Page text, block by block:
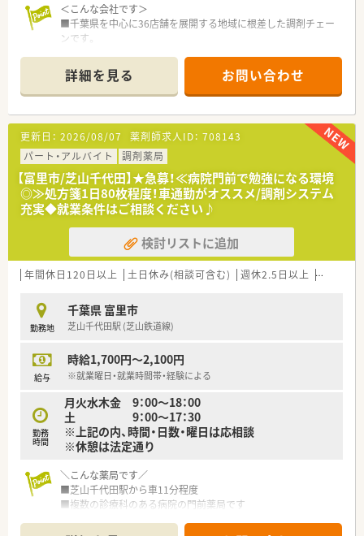
＜こんな会社です＞
■千葉県を中心に36店舗を展開する地域に根差した調剤チェー
ンです。
まで地域密着型保険調剤薬局を展開しています。
■在宅医療にも力を入れております。在宅支援システムを導入
することにより、どなたでも円滑に在宅医療に携われる体制を整
えています。
■女性も多く活躍しており、ライフステージに合わせた働き方を
考えられる職場です。
■車通勤可能な店舗も多い薬局です。
■遠方からご転居されてくる方には借り上げ社宅制度もござい
ます。
＜設備について＞
■薬局管理システムを採用し各店舗をオンライン化、重複投与、
相互作用、副作用を一元管理しています。
■在庫管理もリアルタイムで確認可能です。
■ITシステムを活用し、業務連絡やお薬情報、研修情報などを本
＜研修体制＞
■定例勉強会を実施し、社員の医療知識の底上げに努めていま
■研修認定薬剤師制度を奨励し薬剤師の育成に力を注いでいま
す。
詳細を見る お問い合わせ
更新日： 2026/08/07 薬剤師求人ID： 708143
パート・アルバイト
調剤薬局
【富里市/芝山千代田】★急募！≪病院門前で勉強になる環境
◎≫処方箋1日80枚程度！車通勤がオススメ/調剤システム
充実◆就業条件はご相談ください♪
検討リストに追加
年間休日120日以上 土日休み(相談可含む) 週休2.5日以上 週32h以
勤務地
千葉県 富里市
芝山千代田駅 (芝山鉄道線)
給与
時給1,700円～2,100円
※就業曜日・就業時間帯・経験による
勤務
時間
月火水木金 9：00～18：00
土 9：00～17：30
※上記の内、時間・日数・曜日は応相談
※休憩は法定通り
＼こんな薬局です／
■芝山千代田駅から車11分程度
■複数の診療科のある病院の門前薬局です